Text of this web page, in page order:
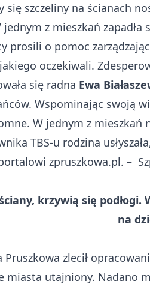
się szczeliny na ścianach
z mieszkań zapadła
prosili o pomoc
oczekiwali.
się radna Ewa
Wspominając swoją
W jednym z
TBS-u rodzina
zpruszkowa.pl. –
krzywią się
na
zlecił
miasta utajniony.